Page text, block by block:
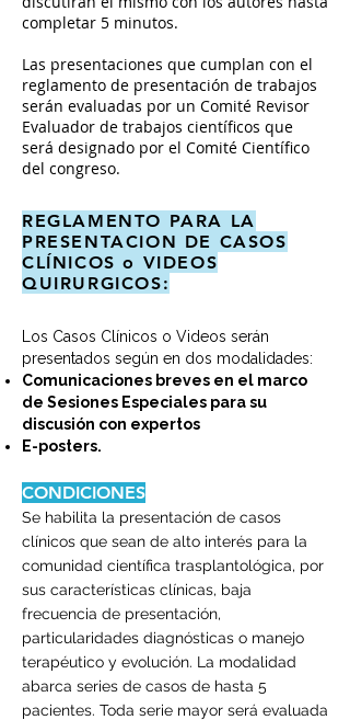
completar 5 minutos.
Las presentaciones que cumplan con el
reglamento de presentación de trabajos
serán evaluadas por un Comité Revisor
Evaluador de trabajos científicos que
será designado por el Comité Científico
del congreso.
REGLAMENTO PARA LA
PRESENTACION DE CASOS
CLÍNICOS o VIDEOS
QUIRURGICOS:
Los Casos Clínicos o Videos serán
presentados según en dos modalidades:
Comunicaciones breves en el marco
de Sesiones Especiales para su
discusión con expertos
E-posters.
CONDICIONES
Se habilita la presentación de casos
clínicos que sean de alto interés para la
comunidad científica trasplantológica, por
sus características clínicas, baja
frecuencia de presentación,
particularidades diagnósticas o manejo
terapéutico y evolución. La modalidad
abarca series de casos de hasta 5
pacientes. Toda serie mayor será evaluada